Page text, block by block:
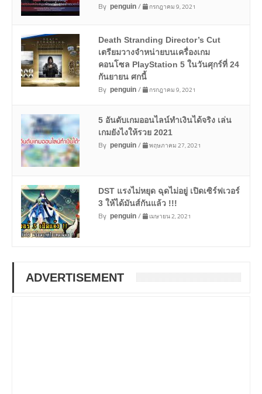
By penguin/ กรกฎาคม 9, 2021
Death Stranding Director’s Cut
เตรียมวางจำหน่ายบนเครื่องเกม
คอนโซล PlayStation 5 ในวันศุกร์ที่ 24
กันยายน ศกนี้
By penguin/ กรกฎาคม 9, 2021
5 อันดับเกมออนไลน์ทำเงินได้จริง เล่น
เกมยังไงให้รวย 2021
By penguin/ พฤษภาคม 27, 2021
DST แรงไม่หยุด ฉุดไม่อยู่ เปิดเซิร์ฟเวอร์
3 ให้ได้มันส์กันแล้ว !!!
By penguin/ เมษายน 2, 2021
ADVERTISEMENT